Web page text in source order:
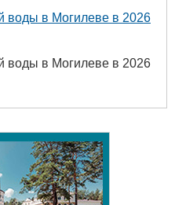
воды в Могилеве в 2026
воды в Могилеве в 2026